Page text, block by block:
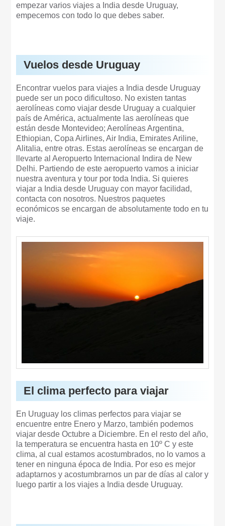
empezar varios viajes a India desde Uruguay,
empecemos con todo lo que debes saber.
Vuelos desde Uruguay
Encontrar vuelos para viajes a India desde Uruguay
puede ser un poco dificultoso. No existen tantas
aerolíneas como viajar desde Uruguay a cualquier
país de América, actualmente las aerolíneas que
están desde Montevideo; Aerolíneas Argentina,
Ethiopian, Copa Airlines, Air India, Emirates Ariline,
Alitalia, entre otras. Estas aerolíneas se encargan de
llevarte al Aeropuerto Internacional Indira de New
Delhi. Partiendo de este aeropuerto vamos a iniciar
nuestra aventura y tour por toda India. Si quieres
viajar a India desde Uruguay con mayor facilidad,
contacta con nosotros. Nuestros paquetes
económicos se encargan de absolutamente todo en tu
viaje.
El clima perfecto para viajar
En Uruguay los climas perfectos para viajar se
encuentre entre Enero y Marzo, también podemos
viajar desde Octubre a Diciembre. En el resto del año,
la temperatura se encuentra hasta en 10º C y este
clima, al cual estamos acostumbrados, no lo vamos a
tener en ninguna época de India. Por eso es mejor
adaptarnos y acostumbrarnos un par de días al calor y
luego partir a los viajes a India desde Uruguay.